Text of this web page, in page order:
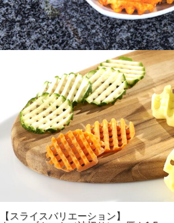
【スライスバリエーション】